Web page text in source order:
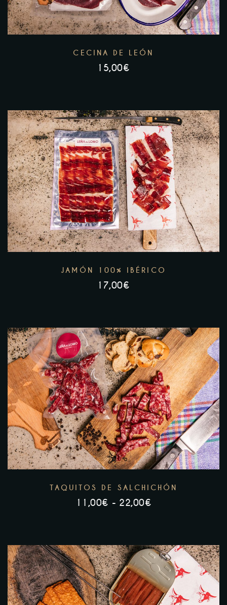
CECINA DE LEÓN
15,00€
JAMÓN 100% IBÉRICO
17,00€
TAQUITOS DE SALCHICHÓN
11,00€ - 22,00€
DESDE
11,00€
HASTA
22,00€